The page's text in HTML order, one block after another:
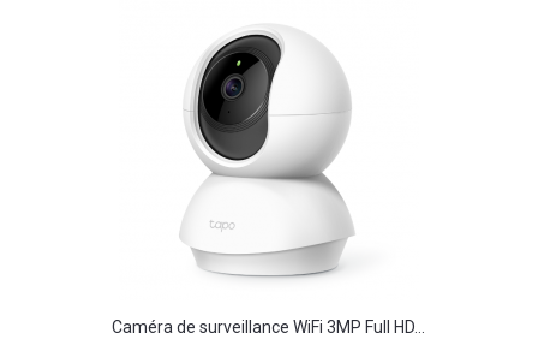
Caméra de surveillance WiFi 3MP Full HD...